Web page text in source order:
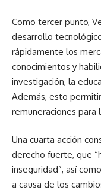
Como tercer punto,
desarrollo
rápidamente los
conocimientos y
investigación, la
Además, esto
remuneraciones para
Una cuarta acción
derecho fuerte, que
inseguridad”, así
a causa de los